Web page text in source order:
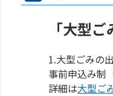
「大型ご
1.大型ごみの
事前申込み制
詳細は大型ご